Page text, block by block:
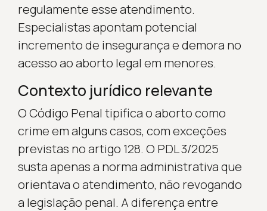
regulamente esse atendimento.
Especialistas apontam potencial
incremento de insegurança e demora no
acesso ao aborto legal em menores.
Contexto jurídico relevante
O Código Penal tipifica o aborto como
crime em alguns casos, com exceções
previstas no artigo 128. O PDL 3/2025
susta apenas a norma administrativa que
orientava o atendimento, não revogando
a legislação penal. A diferença entre